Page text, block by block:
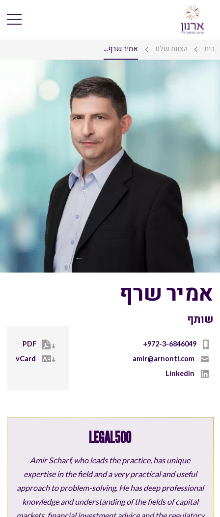
בית הצוות שלנו אמיר שרף...
אמיר שרף
שותף
amir@arnontl.com
Linkedin
PDF
vCard
LEGAL500
Amir Scharf, who leads the practice, has unique
expertise in the field and a very practical and useful
approach to problem-solving. He has deep professional
knowledge and understanding of the fields of capital